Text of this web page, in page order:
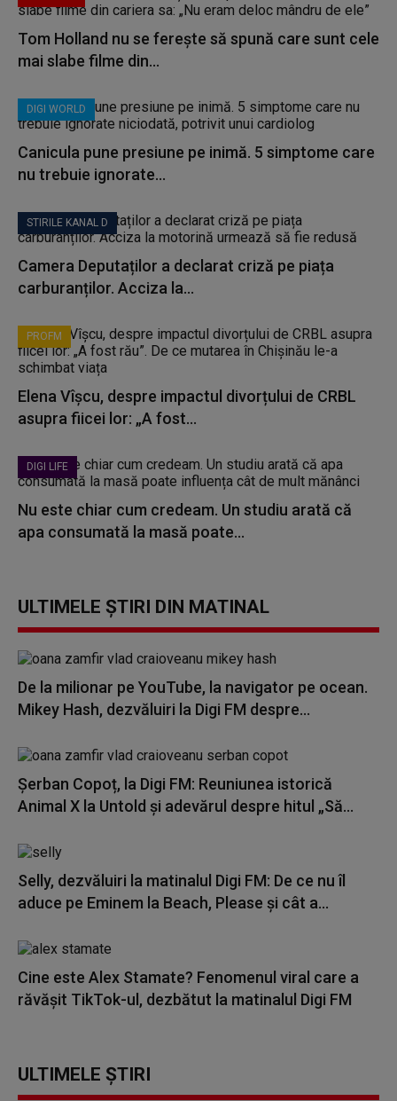
Tom Holland nu se ferește să spună care sunt cele
mai slabe filme din...
DIGI WORLD
Canicula pune presiune pe inimă. 5 simptome care
nu trebuie ignorate...
STIRILE KANAL D
Camera Deputaților a declarat criză pe piața
carburanților. Acciza la...
PROFM
Elena Vîșcu, despre impactul divorțului de CRBL
asupra fiicei lor: „A fost...
DIGI LIFE
Nu este chiar cum credeam. Un studiu arată că
apa consumată la masă poate...
ULTIMELE ȘTIRI DIN MATINAL
De la milionar pe YouTube, la navigator pe ocean.
Mikey Hash, dezvăluiri la Digi FM despre...
Șerban Copoț, la Digi FM: Reuniunea istorică
Animal X la Untold și adevărul despre hitul „Să...
Selly, dezvăluiri la matinalul Digi FM: De ce nu îl
aduce pe Eminem la Beach, Please și cât a...
Cine este Alex Stamate? Fenomenul viral care a
răvășit TikTok-ul, dezbătut la matinalul Digi FM
ULTIMELE ȘTIRI